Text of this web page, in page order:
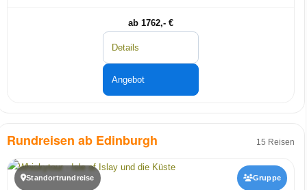
ab 1762,- €
Details
Angebot
Rundreisen ab Edinburgh 15 Reisen
Standortrundreise Gruppe